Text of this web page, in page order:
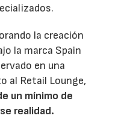
la creación
la marca Spain
en una
al Retail Lounge,
un mínimo de
realidad.